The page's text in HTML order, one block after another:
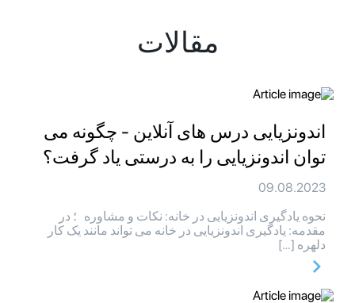
مقالات
اندونزیایی درس های آنلاین - چگونه می
توان اندونزیایی را به درستی یاد گرفت؟
09.08.2023
نحوه یادگیری اندونزیایی در خانه: نکات و مشاوره ؛ در
مقدمه: یادگیری اندونزیایی در خانه می تواند مانند یک کار
دلهره […]